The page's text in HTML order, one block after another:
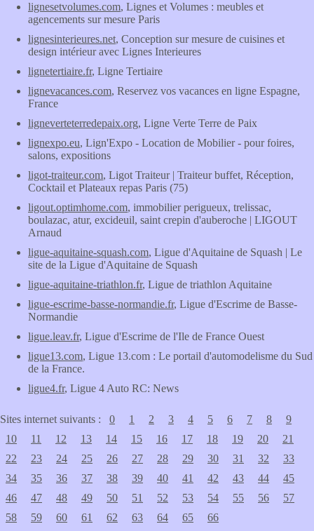
lignesetvolumes.com, Lignes et Volumes : meubles et
agencements sur mesure Paris
lignesinterieures.net, Conception sur mesure de cuisines et
design intérieur avec Lignes Interieures
lignetertiaire.fr, Ligne Tertiaire
lignevacances.com, Reservez vos vacances en ligne Espagne,
France
ligneverteterredepaix.org, Ligne Verte Terre de Paix
lignexpo.eu, Lign'Expo - Location de Mobilier - pour foires,
salons, expositions
ligot-traiteur.com, Ligot Traiteur | Traiteur buffet, Réception,
Cocktail et Plateaux repas Paris (75)
ligout.optimhome.com, immobilier perigueux, trelissac,
boulazac, atur, excideuil, saint crepin d'auberoche | LIGOUT
Arnaud
ligue-aquitaine-squash.com, Ligue d'Aquitaine de Squash | Le
site de la Ligue d'Aquitaine de Squash
ligue-aquitaine-triathlon.fr, Ligue de triathlon Aquitaine
ligue-escrime-basse-normandie.fr, Ligue d'Escrime de Basse-
Normandie
ligue.leav.fr, Ligue d'Escrime de l'Ile de France Ouest
ligue13.com, Ligue 13.com : Le portail d'automodelisme du Sud
de la France.
ligue4.fr, Ligue 4 Auto RC: News
Sites internet suivants : 0 1 2 3 4 5 6 7 8
9
10
11 12 13 14 15 16 17 18 19 20
21
22
23 24 25 26 27 28 29 30 31 32
33
34
35 36 37 38 39 40 41 42 43 44
45
46
47 48 49 50 51 52 53 54 55 56
57
58
59 60 61 62 63 64 65 66